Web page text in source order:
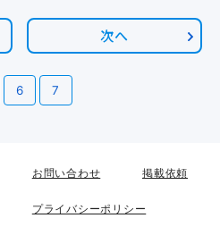
次へ
6 7
お問い合わせ 掲載依頼
プライバシーポリシー